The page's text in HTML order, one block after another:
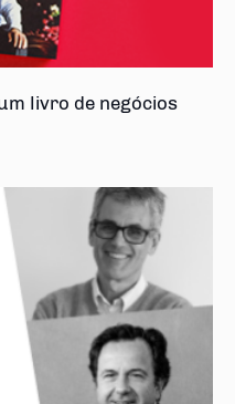
livro de negócios